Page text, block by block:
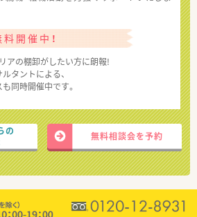
開催中！
アの棚卸がしたい方に朗報!
タントによる、
同時開催中です。
の
無料相談会を予約